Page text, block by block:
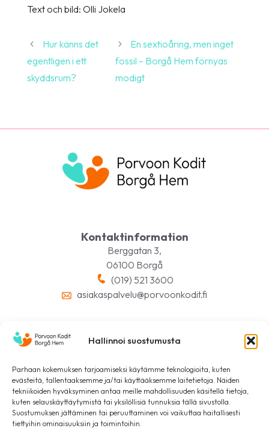
Hallinnoi suostumusta
Parhaan kokemuksen tarjoamiseksi käytämme teknologioita, kuten
evästeitä, tallentaaksemme ja/tai käyttääksemme laitetietoja. Näiden
tekniikoiden hyväksyminen antaa meille mahdollisuuden käsitellä tietoja,
kuten selauskäyttäytymistä tai yksilöllisiä tunnuksia tällä sivustolla.
Suostumuksen jättäminen tai peruuttaminen voi vaikuttaa haitallisesti
tiettyihin ominaisuuksiin ja toimintoihin.
Text och bild: Olli Jokela
Hur känns det
egentligen i ett
skyddsrum?
En sextioåring, men inget
fossil – Borgå Hem förnyas
modigt
Kontaktinformation
Berggatan 3,
06100 Borgå
(019) 521 3600
asiakaspalvelu@porvoonkodit.fi